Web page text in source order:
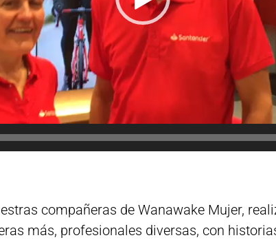
compañeras de Wanawake Mujer,
más, profesionales diversas, con